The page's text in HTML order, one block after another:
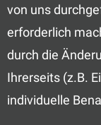
von uns
erforderlich
durch die
Ihrerseits (z.B.
individuelle